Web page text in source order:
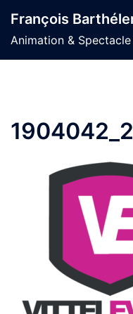
au
contenu
François
Animation &